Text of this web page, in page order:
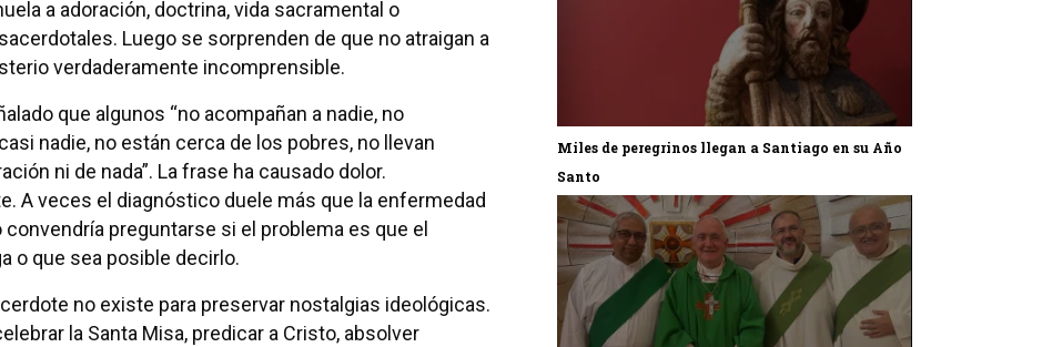
a adoración, doctrina, vida sacramental o
Luego se sorprenden de que no atraigan a
verdaderamente incomprensible.
que algunos “no acompañan a nadie, no
nadie, no están cerca de los pobres, no llevan
ni de nada”. La frase ha causado dolor.
A veces el diagnóstico duele más que la enfermedad
convendría preguntarse si el problema es que el
o que sea posible decirlo.
no existe para preservar nostalgias ideológicas.
la Santa Misa, predicar a Cristo, absolver
Miles de peregrinos llegan a Santiago en su Año
Santo